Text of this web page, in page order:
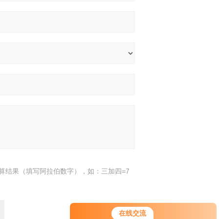
在线交流
结果（填写阿拉伯数字），如：三加四=7